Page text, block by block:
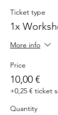
Ticket type
1x
More info
Price
10,00 €
+0,25 € ticket
Quantity